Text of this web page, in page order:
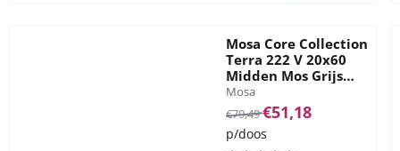
Mosa Core Collection
Terra 222 V 20x60
Midden Mos Grijs
12mm Mat Ret R10
Merk:
Mosa
Van 79,49 voor 51,18
€79,49€51,18
p/doos